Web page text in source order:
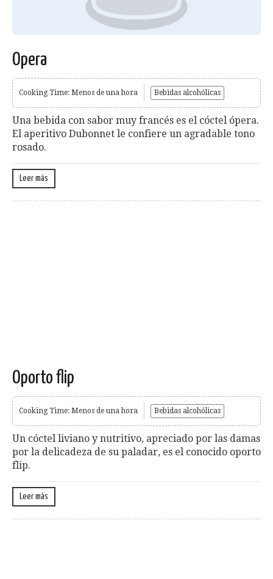
Opera
Cooking Time: Menos de una hora Bebidas alcohólicas
Una bebida con sabor muy francés es el cóctel ópera.
El aperitivo Dubonnet le confiere un agradable tono
rosado.
Leer más
Oporto flip
Cooking Time: Menos de una hora Bebidas alcohólicas
Un cóctel liviano y nutritivo, apreciado por las damas
por la delicadeza de su paladar, es el conocido oporto
flip.
Leer más